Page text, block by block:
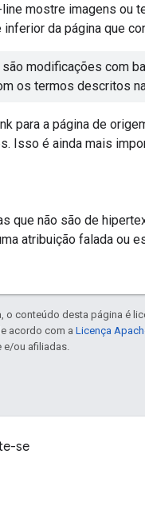
mostre imagens ou
da página que
modificações com
os termos descritos
para a página de
Isso é ainda mais
que não são de
atribuição falada ou
o conteúdo desta página é
acordo com a Licença
e/ou afiliadas.
se